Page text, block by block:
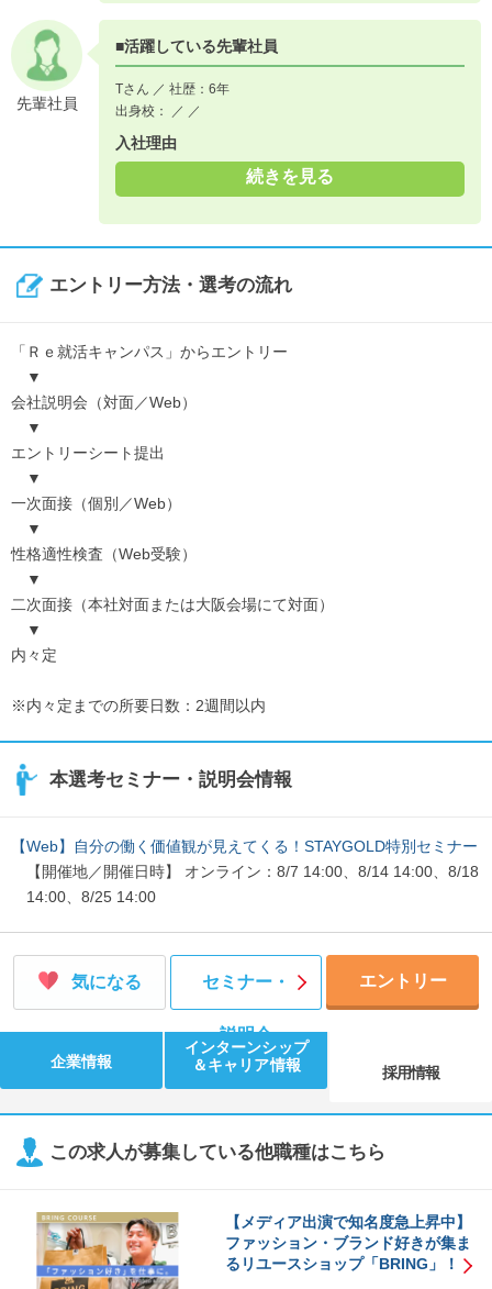
先輩社員
■活躍している先輩社員
Tさん ／ 社歴：6年
出身校： ／ ／
入社理由
続きを見る
エントリー方法・選考の流れ
「Ｒｅ就活キャンパス」からエントリー
▼
会社説明会（対面／Web）
▼
エントリーシート提出
▼
一次面接（個別／Web）
▼
性格適性検査（Web受験）
▼
二次面接（本社対面または大阪会場にて対面）
▼
内々定
※内々定までの所要日数：2週間以内
本選考セミナー・説明会情報
【Web】自分の働く価値観が見えてくる！STAYGOLD特別セミナー
【開催地／開催日時】 オンライン：8/7 14:00、8/14 14:00、8/18
14:00、8/25 14:00
気になる セミナー・
説明会
エントリー
企業情報
インターンシップ
＆キャリア情報
採用情報
この求人が募集している他職種はこちら
【メディア出演で知名度急上昇中】
ファッション・ブランド好きが集ま
るリユースショップ「BRING」！